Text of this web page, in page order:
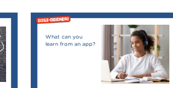
What can you
learn from an app?